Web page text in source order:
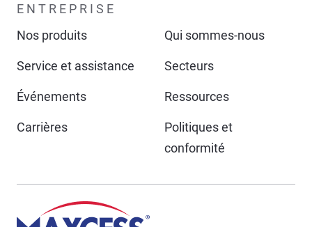
ENTREPRISE
Nos produits
Qui sommes-nous
Service et assistance Secteurs
Événements Ressources
Carrières
Politiques et
conformité